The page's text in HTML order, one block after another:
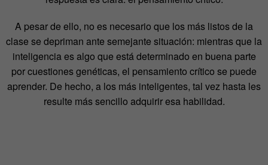
A pesar de ello, no es necesario que los más listos de la
clase se depriman ante semejante situación: mientras que la
inteligencia es algo que está determinado en buena parte
por cuestiones genéticas, el pensamiento crítico se puede
aprender. De hecho, a los más inteligentes, tal vez hasta les
resulte más sencillo adquirir esa habilidad.